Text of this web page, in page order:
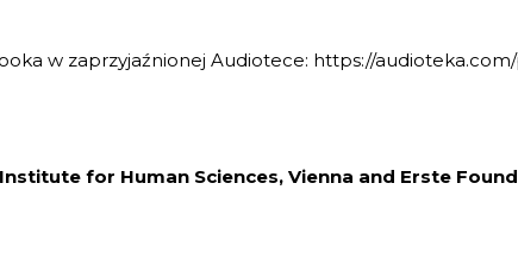
w zaprzyjaźnionej Audiotece: https://
for Human Sciences, Vienna and Erste